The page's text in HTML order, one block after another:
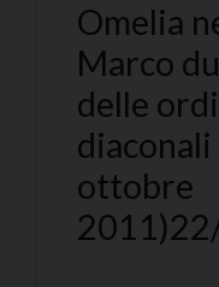
Omelia
Marco
delle
diaconali
ottobre
2011)